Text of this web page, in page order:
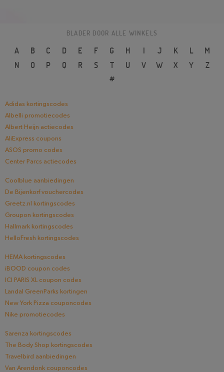
BLADER DOOR ALLE WINKELS
A B C D E F G H I J K L
M
N
O P Q R S T U V W X Y
Z
#
Adidas kortingscodes
Albelli promotiecodes
Albert Heijn actiecodes
AliExpress coupons
ASOS promo codes
Center Parcs actiecodes
Coolblue aanbiedingen
De Bijenkorf vouchercodes
Greetz.nl kortingscodes
Groupon kortingscodes
Hallmark kortingscodes
HelloFresh kortingscodes
HEMA kortingscodes
iBOOD coupon codes
ICI PARIS XL coupon codes
Landal GreenParks kortingen
New York Pizza couponcodes
Nike promotiecodes
Sarenza kortingscodes
The Body Shop kortingscodes
Travelbird aanbiedingen
Van Arendonk couponcodes